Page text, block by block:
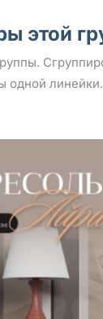
этой
одной линейки.